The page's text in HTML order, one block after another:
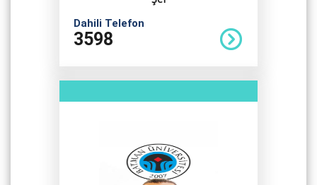
Dahili Telefon
3598